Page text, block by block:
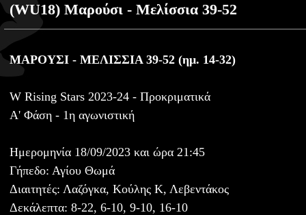
(WU18) Μαρούσι - Μελίσσια 39-52
ΜΑΡΟΥΣΙ - ΜΕΛΙΣΣΙΑ 39-52 (ημ. 14-32)
W Rising Stars 2023-24 - Προκριματικά
Α' Φάση - 1η αγωνιστική
Ημερομηνία 18/09/2023 και ώρα 21:45
Γήπεδο: Αγίου Θωμά
Διαιτητές: Λαζόγκα, Κούλης Κ, Λεβεντάκος
Δεκάλεπτα: 8-22, 6-10, 9-10, 16-10